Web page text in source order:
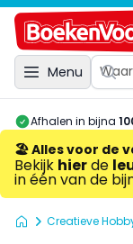
Menu
Afhalen in bijna
🏖️ Alles voor de
Bekijk hierde
in één van de
Creatieve